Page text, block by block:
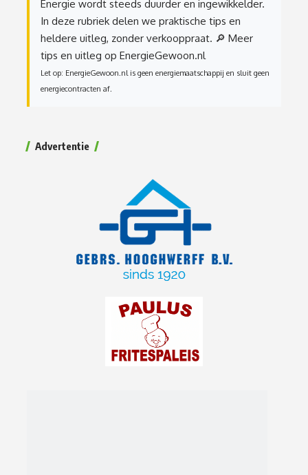
Energie wordt steeds duurder en ingewikkelder.
In deze rubriek delen we praktische tips en
heldere uitleg, zonder verkooppraat. 🔎 Meer
tips en uitleg op EnergieGewoon.nl
Let op: EnergieGewoon.nl is geen energiemaatschappij en sluit geen
energiecontracten af.
Advertentie